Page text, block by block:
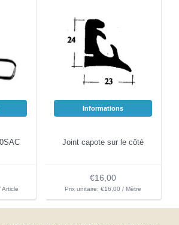
Informations
Joint capote sur le côté
€16,00
Prix unitaire: €16,00 / Mètre